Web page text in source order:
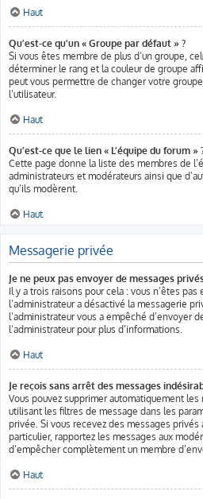
Haut
Qu’est-ce qu’un « Groupe par défaut » ?
Si vous êtes membre de plus d’un groupe,
déterminer le rang et la couleur de groupe
peut vous permettre de changer votre
l’utilisateur.
Haut
Qu’est-ce que le lien « L’équipe du forum »
Cette page donne la liste des membres de
administrateurs et modérateurs ainsi que
qu’ils modèrent.
Haut
Messagerie privée
Je ne peux pas envoyer de messages
Il y a trois raisons pour cela : vous n’êtes
l’administrateur a désactivé la messagerie
l’administrateur vous a empêché d’envoyer
l’administrateur pour plus d’informations.
Haut
Je reçois sans arrêt des messages
Vous pouvez supprimer automatiquement
utilisant les filtres de message dans les
privée. Si vous recevez des messages privés
particulier, rapportez les messages aux
d’empêcher complètement un membre
Haut